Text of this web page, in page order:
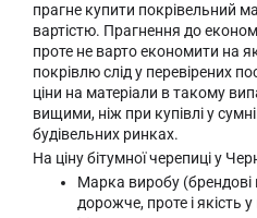
прагне купити покрівельний
вартістю. Прагнення до
проте не варто економити на
покрівлю слід у перевірених
ціни на матеріали в такому
вищими, ніж при купівлі у
будівельних ринках.
На ціну бітумної черепиці у
Марка виробу
дорожче, проте і якість